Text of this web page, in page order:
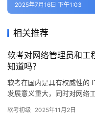
2025年7月16日 下午1:03
相关推荐
软考对网络管理员和工
知道吗？
软考在国内是具有权威性的
发展意义重大，同时对网络
软考初级 2025年11月2日